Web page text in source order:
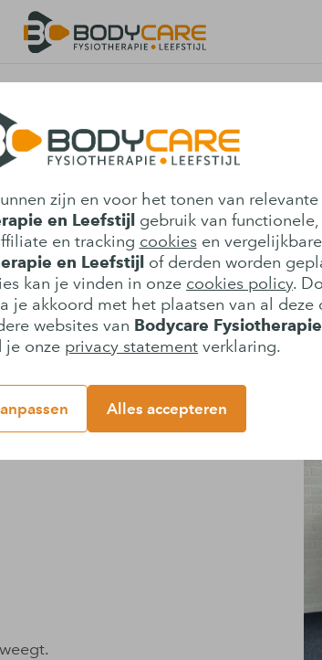
zijn en voor het tonen van
en Leefstijl gebruik van
en tracking cookiesen
en Leefstijl of derden worden
kan je vinden in onze cookies policy.
je akkoord met het plaatsen van al deze
websites van Bodycare
je onze privacy statement verklaring.
Alles accepteren
een verkeerde beweging
vraagt om de juiste
en bindweefsel, helpt
Daarnaast verkleint een
tijdens perioden van